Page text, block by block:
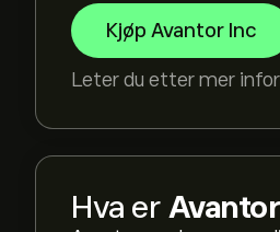
Kjøp Avantor Inc
Leter du etter mer
Hva er